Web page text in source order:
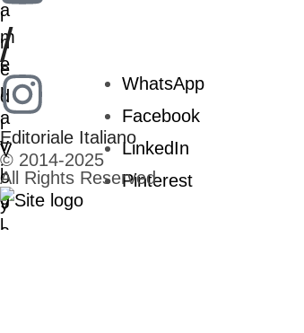
/
Editoriale Italiano
© 2014-2025
All Rights Reserved
WhatsApp
Facebook
LinkedIn
Pinterest